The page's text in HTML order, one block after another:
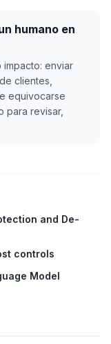
humano en
enviar
clientes,
equivocarse
para revisar,
and De-
controls
Model